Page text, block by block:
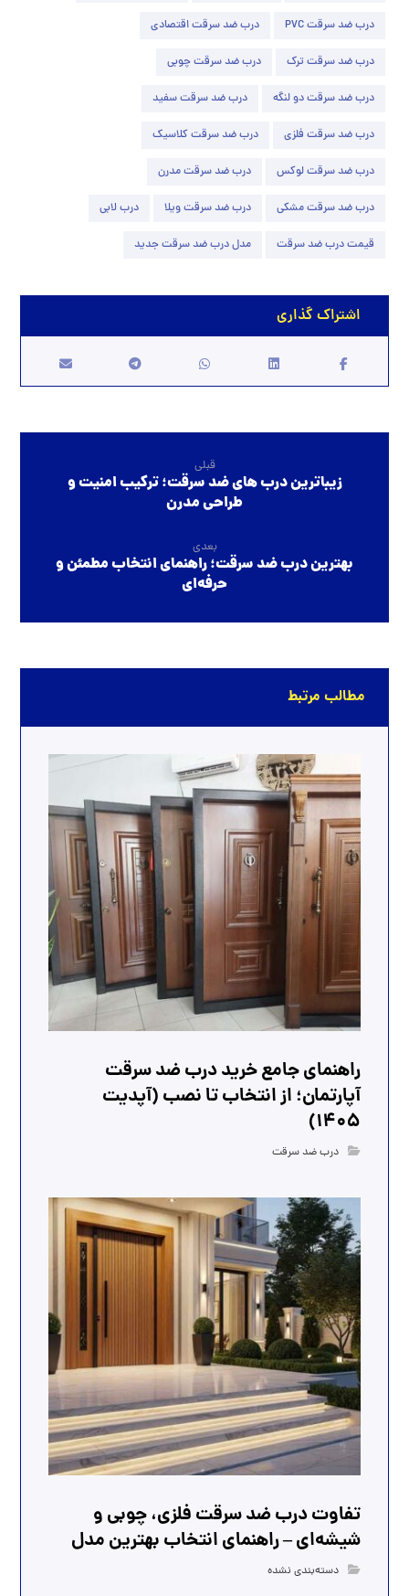
درب ضد سرقت PVC درب ضد سرقت اقتصادی
درب ضد سرقت ترک درب ضد سرقت چوبی
درب ضد سرقت دو لنگه درب ضد سرقت سفید
درب ضد سرقت فلزی درب ضد سرقت کلاسیک
درب ضد سرقت لوکس درب ضد سرقت مدرن
درب ضد سرقت مشکی درب ضد سرقت ویلا درب لابی
قیمت درب ضد سرقت مدل درب ضد سرقت جدید
قبلی
زیباترین درب های ضد سرقت؛ ترکیب امنیت و
طراحی مدرن
بعدی
بهترین درب ضد سرقت؛ راهنمای انتخاب مطمئن و
حرفه‌ای
مطالب مرتبط
راهنمای جامع خرید درب ضد سرقت
آپارتمان؛ از انتخاب تا نصب (آپدیت
1405)
درب ضد سرقت
تفاوت درب ضد سرقت فلزی، چوبی و
شیشه‌ای – راهنمای انتخاب بهترین مدل
دسته‌بندی نشده